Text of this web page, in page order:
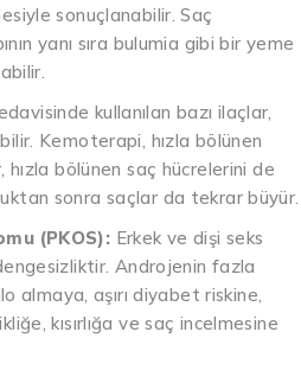
sonuçlanabilir. Saç
yanı sıra bulumia gibi bir yeme
kullanılan bazı ilaçlar,
Kemoterapi, hızla bölünen
bölünen saç hücrelerini de
sonra saçlar da tekrar büyür.
(PKOS): Erkek ve dişi seks
Androjenin fazla
almaya, aşırı diyabet riskine,
kısırlığa ve saç incelmesine